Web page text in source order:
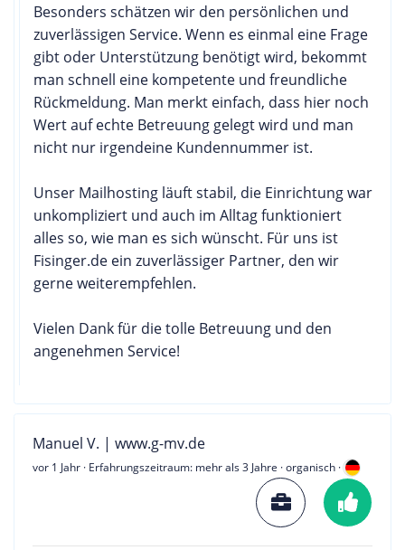
Besonders schätzen wir den persönlichen und
zuverlässigen Service. Wenn es einmal eine Frage
gibt oder Unterstützung benötigt wird, bekommt
man schnell eine kompetente und freundliche
Rückmeldung. Man merkt einfach, dass hier noch
Wert auf echte Betreuung gelegt wird und man
nicht nur irgendeine Kundennummer ist.
Unser Mailhosting läuft stabil, die Einrichtung war
unkompliziert und auch im Alltag funktioniert
alles so, wie man es sich wünscht. Für uns ist
Fisinger.de ein zuverlässiger Partner, den wir
gerne weiterempfehlen.
Vielen Dank für die tolle Betreuung und den
angenehmen Service!
Manuel V. | www.g-mv.de
vor 1 Jahr · Erfahrungszeitraum: mehr als 3 Jahre · organisch ·